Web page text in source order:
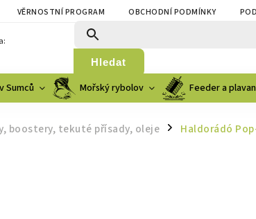
VĚRNOSTNÍ PROGRAM OBCHODNÍ PODMÍNKY
Hledat
Sumců Mořský rybolov Feeder a
boostery, tekuté přísady, oleje / Haldorádó